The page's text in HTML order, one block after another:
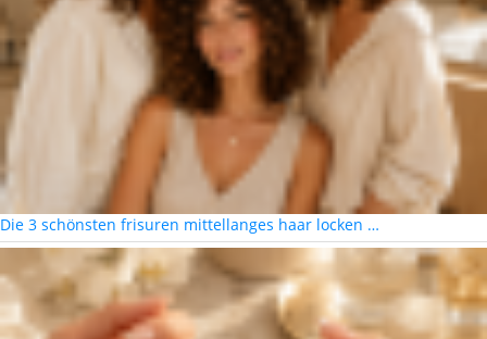
Die 3 schönsten frisuren mittellanges haar locken …